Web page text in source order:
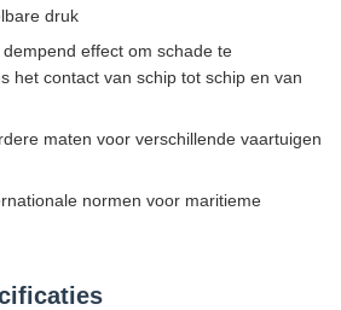
druk
effect om schade te
het contact van schip tot schip en van
maten voor verschillende vaartuigen
normen voor maritieme